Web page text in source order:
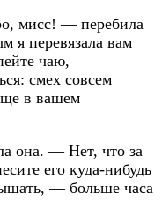
мисс! — перебила
я перевязала вам
чаю,
смех совсем
в вашем
она. — Нет, что за
его куда-нибудь
— больше часа